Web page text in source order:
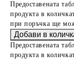
Предоставената
продукта в
при поръчка ще
Предоставената
продукта в